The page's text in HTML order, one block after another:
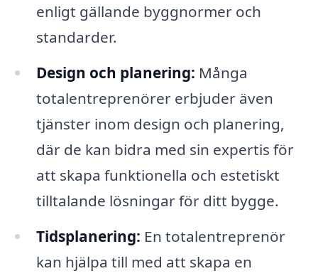
enligt gällande byggnormer och
standarder.
Design och planering: Många
totalentreprenörer erbjuder även
tjänster inom design och planering,
där de kan bidra med sin expertis för
att skapa funktionella och estetiskt
tilltalande lösningar för ditt bygge.
Tidsplanering: En totalentreprenör
kan hjälpa till med att skapa en